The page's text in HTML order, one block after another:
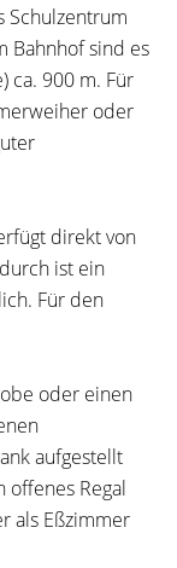
Schulzentrum
Bahnhof sind es
ca. 900 m. Für
oder
direkt von
ist ein
Für den
oder einen
aufgestellt
Regal
als Eßzimmer